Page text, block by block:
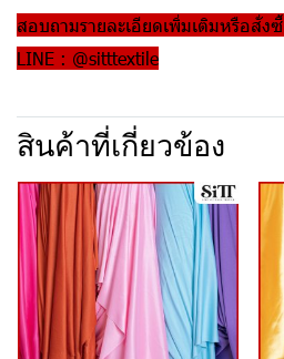
สอบถามรายละเอียดเพิ่มเติมหรือสั่
LINE : @sitttextile
สินค้าที่เกี่ยวข้อง